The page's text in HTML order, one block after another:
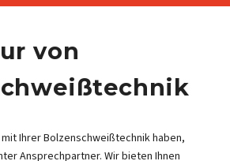
von
Ihrer Bolzenschweißtechnik haben,
Ansprechpartner. Wir bieten Ihnen